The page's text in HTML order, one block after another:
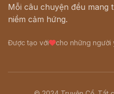
Mỗi câu chuyện đều mang
niềm cảm hứng.
Được tạo với cho những người